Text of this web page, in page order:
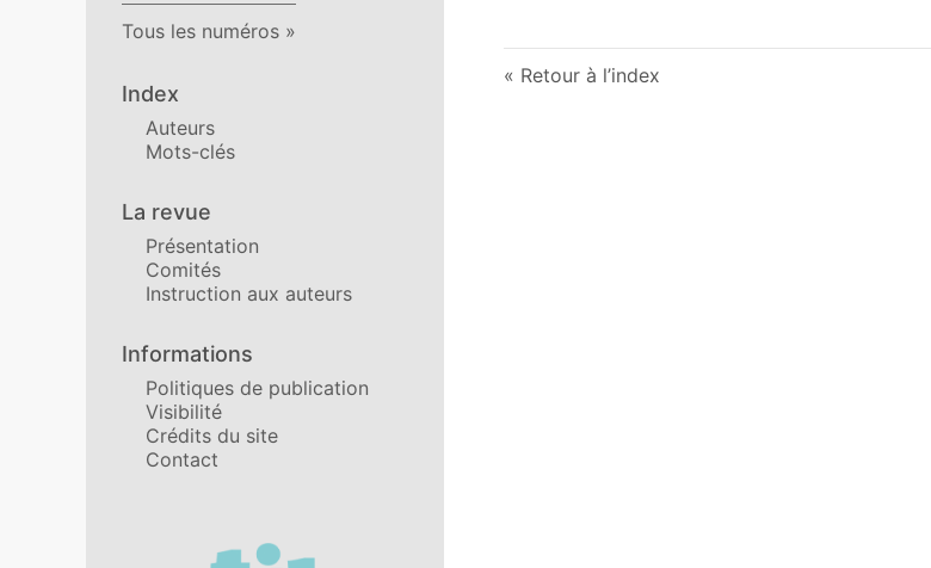
Tous les numéros
Index
Auteurs
Mots-clés
La revue
Présentation
Comités
Instruction aux auteurs
Informations
Politiques de publication
Visibilité
Crédits du site
Contact
Affiliations/partenaires
Retour à l’index